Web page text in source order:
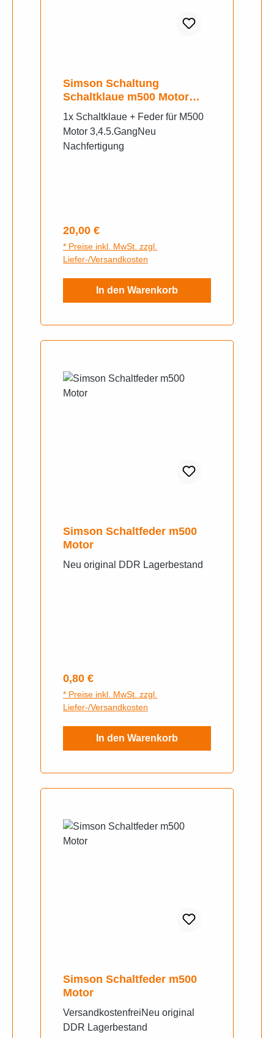
Simson Schaltung
Schaltklaue m500 Motor
S51 Kr51/2
1x Schaltklaue + Feder für M500
Motor 3,4.5.GangNeu
Nachfertigung
Regulärer Preis:
20,00 €
* Preise inkl. MwSt. zzgl.
Liefer-/Versandkosten
In den Warenkorb
Simson Schaltfeder m500
Motor
Neu original DDR Lagerbestand
Regulärer Preis:
0,80 €
* Preise inkl. MwSt. zzgl.
Liefer-/Versandkosten
In den Warenkorb
Simson Schaltfeder m500
Motor
VersandkostenfreiNeu original
DDR Lagerbestand